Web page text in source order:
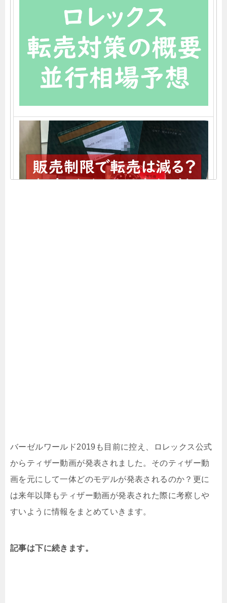
バーゼルワールド2019も目前に控え、ロレックス公式
からティザー動画が発表されました。そのティザー動
画を元にして一体どのモデルが発表されるのか？更に
は来年以降もティザー動画が発表された際に考察しや
すいように情報をまとめていきます。
記事は下に続きます。